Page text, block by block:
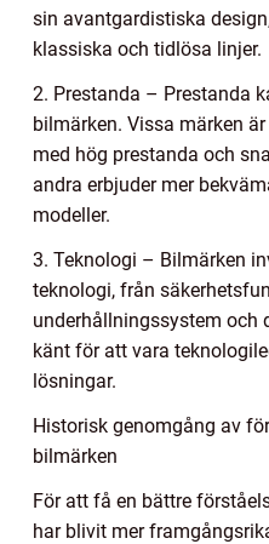
sin avantgardistiska
klassiska och tidlösa linjer.
2. Prestanda – Prestanda
bilmärken. Vissa märken
med hög prestanda och
andra erbjuder mer
modeller.
3. Teknologi – Bilmärken
teknologi, från
underhållningssystem och
känt för att vara
lösningar.
Historisk genomgång av
bilmärken
För att få en bättre
har blivit mer